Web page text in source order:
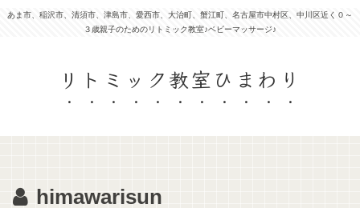
あま市、稲沢市、清須市、津島市、愛西市、大治町、蟹江町、名古屋市中村区、中川区近く０～
３歳親子のためのリトミック教室♪ベビーマッサージ♪
リトミック教室ひまわり
himawarisun